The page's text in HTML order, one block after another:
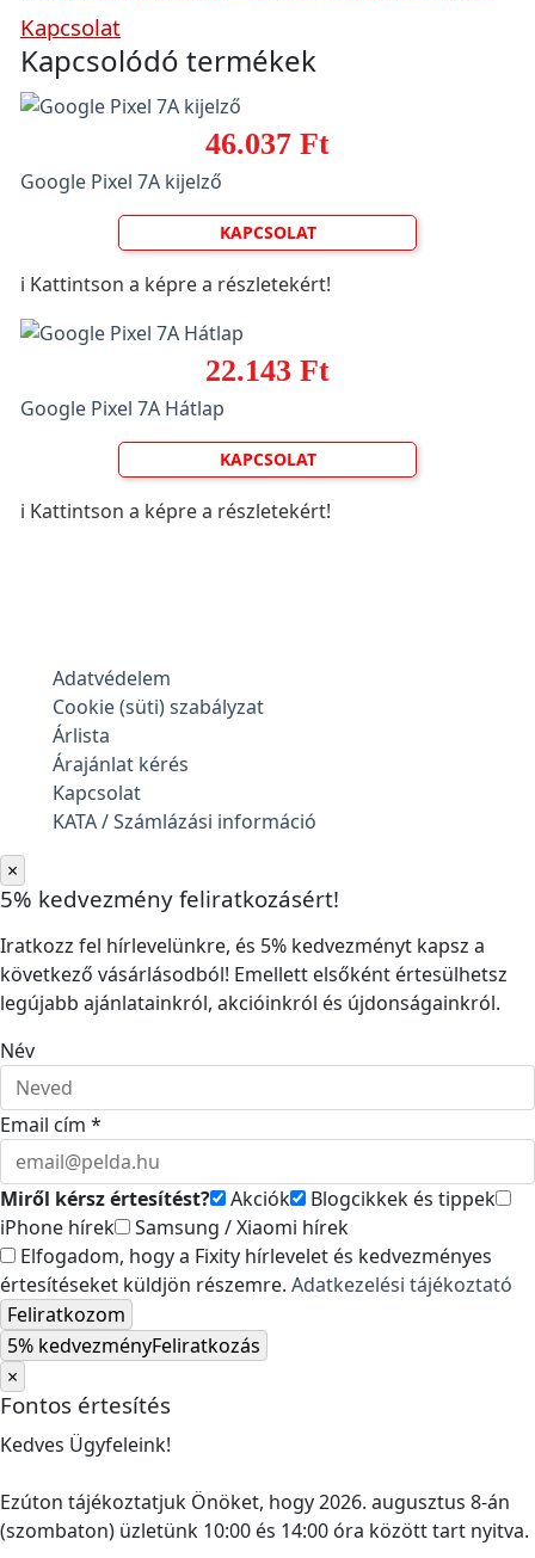
Kapcsolat
Kapcsolódó termékek
46.037 Ft
Google Pixel 7A kijelző
KAPCSOLAT
ℹ️ Kattintson a képre a részletekért!
22.143 Ft
Google Pixel 7A Hátlap
KAPCSOLAT
ℹ️ Kattintson a képre a részletekért!
Adatvédelem
Cookie (süti) szabályzat
Árlista
Árajánlat kérés
Kapcsolat
KATA / Számlázási információ
×
5% kedvezmény feliratkozásért!
Iratkozz fel hírlevelünkre, és 5% kedvezményt kapsz a
következő vásárlásodból! Emellett elsőként értesülhetsz
legújabb ajánlatainkról, akcióinkról és újdonságainkról.
Név
Email cím *
Miről kérsz értesítést? Akciók
Blogcikkek és tippek
iPhone hírek
Samsung / Xiaomi hírek
Elfogadom, hogy a Fixity hírlevelet és kedvezményes
értesítéseket küldjön részemre. Adatkezelési tájékoztató
Feliratkozom
5% kedvezményFeliratkozás
×
Fontos értesítés
Kedves Ügyfeleink!
Ezúton tájékoztatjuk Önöket, hogy 2026. augusztus 8-án
(szombaton) üzletünk 10:00 és 14:00 óra között tart nyitva.